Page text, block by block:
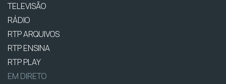
TELEVISÃO
RÁDIO
RTP ARQUIVOS
RTP ENSINA
RTP PLAY
EM DIRETO